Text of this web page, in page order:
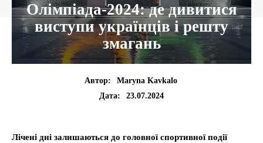
Олімпіада-2024: де дивитися
виступи українців і решту
змагань
Автор:
Maryna Kavkalo
Дата:
23.07.2024
Лічені дні залишаються до головної спортивної події